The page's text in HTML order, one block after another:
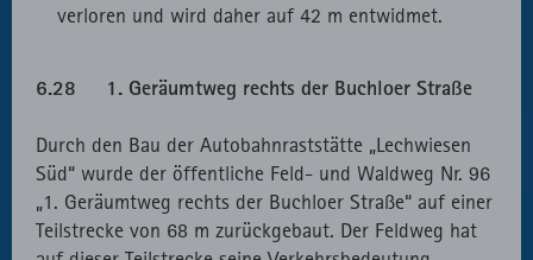
verloren und wird daher auf 42 m entwidmet.
6.28 1. Geräumtweg rechts der Buchloer Straße
Durch den Bau der Autobahnraststätte „Lechwiesen
Süd“ wurde der öffentliche Feld- und Waldweg Nr. 96
„1. Geräumtweg rechts der Buchloer Straße“ auf einer
Teilstrecke von 68 m zurückgebaut. Der Feldweg hat